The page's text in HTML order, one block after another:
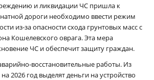
и ликвидации ЧС пришла к
дороги необходимо ввести режим
из-за опасности схода грунтовых масс с
Кошелевского оврага. Эта мера
ЧС и обеспечит защиту граждан.
восстановительные работы. Из
2026 год выделят деньги на устройство